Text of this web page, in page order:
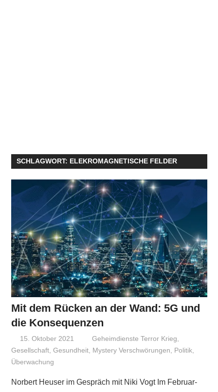
SCHLAGWORT: ELEKROMAGNETISCHE FELDER
Mit dem Rücken an der Wand: 5G und
die Konsequenzen
15. Oktober 2021 Niki Vogt
Geheimdienste Terror Krieg,
Gesellschaft, Gesundheit, Mystery Verschwörungen, Politik,
Überwachung
Norbert Heuser im Gespräch mit Niki Vogt Im Februar-